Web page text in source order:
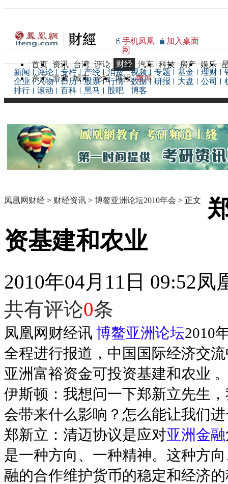
手机凤凰
网
加入桌面
首页 资讯 台湾 评论 财经 汽车 科技 房产 娱乐
亲子 游戏 城市 论坛 博报 微博
新闻 评论 专栏 产经 消费 视频 专题 基金 理财
企业
人物 日历 股票 行情 数据 研报 大盘 公司
排行
滚动 百科 黑马 股吧 博客
凤凰网财经 > 财经资讯 > 博鳌亚洲论坛2010年会 > 正文
资基建和农业
2010年04月11日 09:52凤
共有评论0条
凤凰网财经讯 博鳌亚洲论坛2010
全程进行报道，中国国际经济交
亚洲富裕资金可投资基建和农业
伊斯顿：我想问一下郑新立先生
会带来什么影响？怎么能让我们
郑新立：清迈协议是应对亚洲金融
是一种方向、一种精神。这种方
融的合作维护货币的稳定和经济